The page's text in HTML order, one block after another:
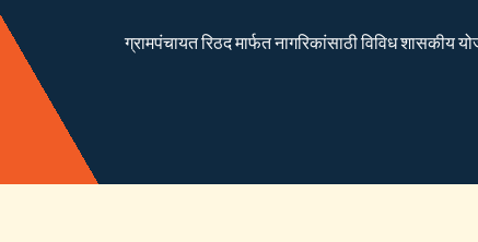
ग्रामपंचायत रिठद मार्फत नागरिकांसाठी विविध शासकीय